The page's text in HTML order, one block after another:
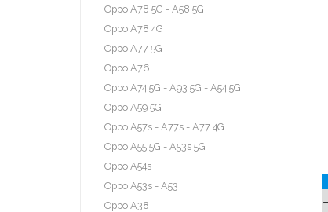
Oppo A78 5G - A58 5G
Oppo A78 4G
Oppo A77 5G
Oppo A76
Oppo A74 5G - A93 5G - A54 5G
Oppo A59 5G
Oppo A57s - A77s - A77 4G
Oppo A55 5G - A53s 5G
Oppo A54s
Oppo A53s - A53
Oppo A38